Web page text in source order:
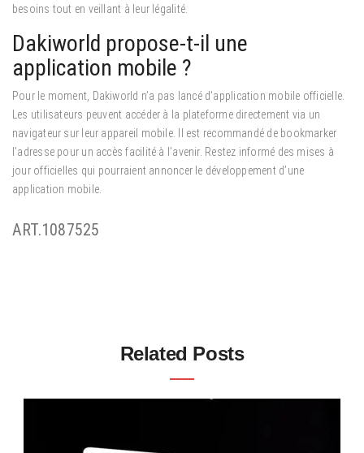
besoins tout en veillant à leur légalité.
Dakiworld propose-t-il une
application mobile ?
Pour le moment, Dakiworld n’a pas lancé d’application mobile officielle.
Les utilisateurs peuvent accéder à la plateforme directement via un
navigateur sur leur appareil mobile. Il est recommandé de bookmarker
l’adresse pour un accès facilité à l’avenir. Restez informé des mises à
jour officielles qui pourraient annoncer le développement d’une
application mobile.
ART.1087525
Related Posts